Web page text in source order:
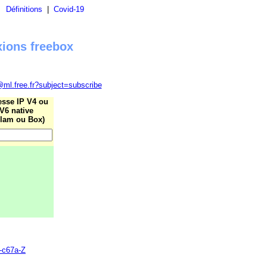
Définitions Covid-19
freebox
IP V4 ou
V6 native
ou Box)
Z